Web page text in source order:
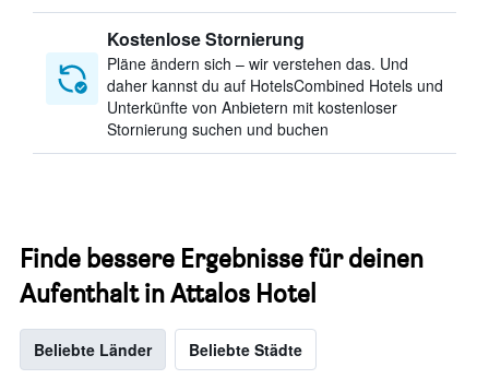
Kostenlose Stornierung
Pläne ändern sich – wir verstehen das. Und
daher kannst du auf HotelsCombined Hotels und
Unterkünfte von Anbietern mit kostenloser
Stornierung suchen und buchen
Finde bessere Ergebnisse für deinen
Aufenthalt in Attalos Hotel
Beliebte Länder Beliebte Städte